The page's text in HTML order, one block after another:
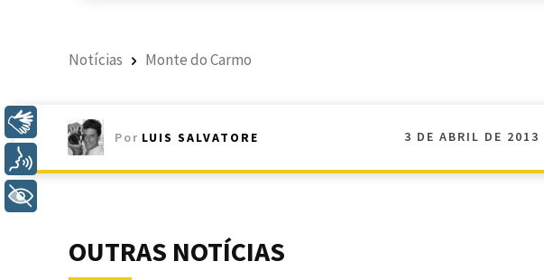
Notícias Monte do Carmo
Por LUIS SALVATORE 3 DE ABRIL DE 2013
OUTRAS NOTÍCIAS
Libras
Voz